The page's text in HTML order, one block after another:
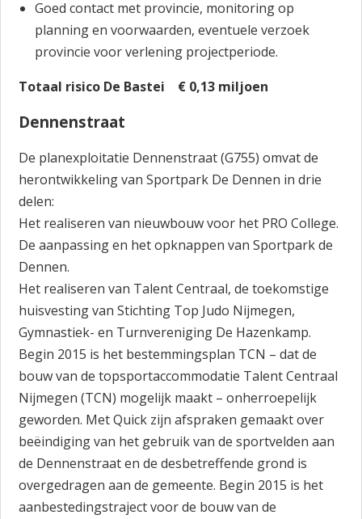
Goed contact met provincie, monitoring op
planning en voorwaarden, eventuele verzoek
provincie voor verlening projectperiode.
Totaal risico De Bastei € 0,13 miljoen
Dennenstraat
De planexploitatie Dennenstraat (G755) omvat de
herontwikkeling van Sportpark De Dennen in drie
delen:
Het realiseren van nieuwbouw voor het PRO College.
De aanpassing en het opknappen van Sportpark de
Dennen.
Het realiseren van Talent Centraal, de toekomstige
huisvesting van Stichting Top Judo Nijmegen,
Gymnastiek- en Turnvereniging De Hazenkamp.
Begin 2015 is het bestemmingsplan TCN – dat de
bouw van de topsportaccommodatie Talent Centraal
Nijmegen (TCN) mogelijk maakt – onherroepelijk
geworden. Met Quick zijn afspraken gemaakt over
beëindiging van het gebruik van de sportvelden aan
de Dennenstraat en de desbetreffende grond is
overgedragen aan de gemeente. Begin 2015 is het
aanbestedingstraject voor de bouw van de